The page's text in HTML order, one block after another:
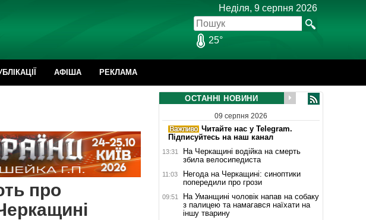
Неділя, 9 серпня 2026
25°
АФІША РЕКЛАМА
про
ОСТАННІ НОВИНИ
09 серпня 2026
Читайте нас у Telegram.
Підписуйтесь на наш канал
13:31
На Черкащині водійка на смерть
збила велосипедиста
11:03
Негода на Черкащині: синоптики
попередили про грози
09:51
На Уманщині чоловік напав на собаку
з палицею та намагався наїхати на
іншу тварину